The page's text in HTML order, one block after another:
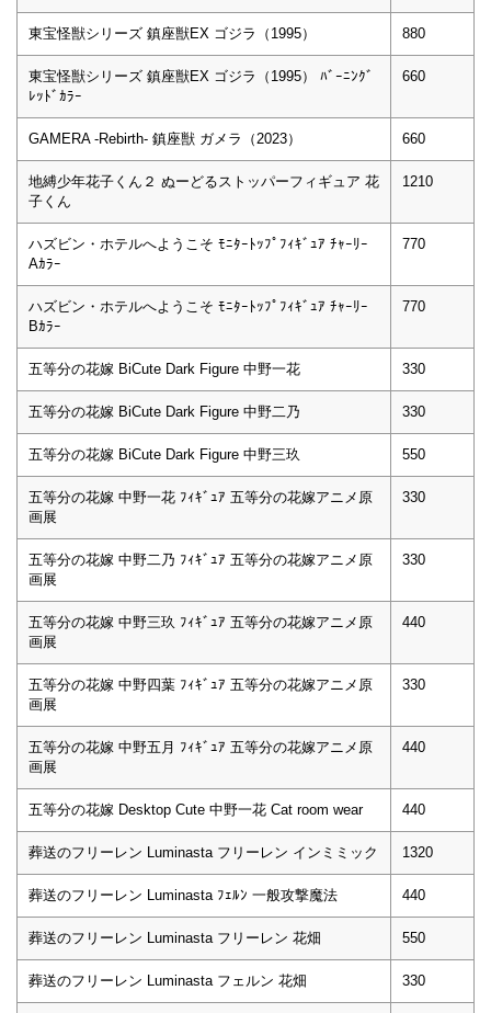
東宝怪獣シリーズ 鎮座獣EX ゴジラ（1995） 880
東宝怪獣シリーズ 鎮座獣EX ゴジラ（1995） ﾊﾞｰﾆﾝｸﾞ
ﾚｯﾄﾞｶﾗｰ
660
GAMERA -Rebirth- 鎮座獣 ガメラ（2023） 660
地縛少年花子くん２ ぬーどるストッパーフィギュア 花
子くん
1210
ハズビン・ホテルへようこそ ﾓﾆﾀｰﾄｯﾌﾟﾌｨｷﾞｭｱ ﾁｬｰﾘｰ
Aｶﾗｰ
770
ハズビン・ホテルへようこそ ﾓﾆﾀｰﾄｯﾌﾟﾌｨｷﾞｭｱ ﾁｬｰﾘｰ
Bｶﾗｰ
770
五等分の花嫁 BiCute Dark Figure 中野一花 330
五等分の花嫁 BiCute Dark Figure 中野二乃 330
五等分の花嫁 BiCute Dark Figure 中野三玖 550
五等分の花嫁 中野一花 ﾌｨｷﾞｭｱ 五等分の花嫁アニメ原
画展
330
五等分の花嫁 中野二乃 ﾌｨｷﾞｭｱ 五等分の花嫁アニメ原
画展
330
五等分の花嫁 中野三玖 ﾌｨｷﾞｭｱ 五等分の花嫁アニメ原
画展
440
五等分の花嫁 中野四葉 ﾌｨｷﾞｭｱ 五等分の花嫁アニメ原
画展
330
五等分の花嫁 中野五月 ﾌｨｷﾞｭｱ 五等分の花嫁アニメ原
画展
440
五等分の花嫁 Desktop Cute 中野一花 Cat room wear 440
葬送のフリーレン Luminasta フリーレン インミミック 1320
葬送のフリーレン Luminasta ﾌｪﾙﾝ 一般攻撃魔法 440
葬送のフリーレン Luminasta フリーレン 花畑 550
葬送のフリーレン Luminasta フェルン 花畑 330